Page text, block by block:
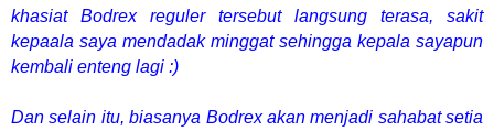
khasiat Bodrex reguler tersebut langsung terasa, sakit
kepaala saya mendadak minggat sehingga kepala sayapun
kembali enteng lagi :)
Dan selain itu, biasanya Bodrex akan menjadi sahabat setia